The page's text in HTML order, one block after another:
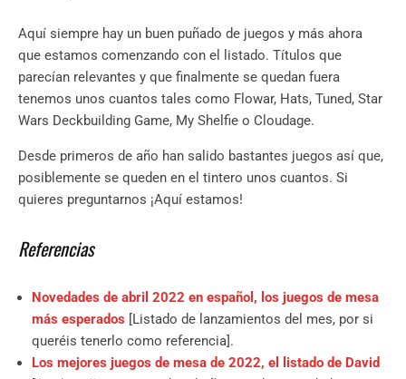
Aquí siempre hay un buen puñado de juegos y más ahora
que estamos comenzando con el listado. Títulos que
parecían relevantes y que finalmente se quedan fuera
tenemos unos cuantos tales como Flowar, Hats, Tuned, Star
Wars Deckbuilding Game, My Shelfie o Cloudage.
Desde primeros de año han salido bastantes juegos así que,
posiblemente se queden en el tintero unos cuantos. Si
quieres preguntarnos ¡Aquí estamos!
Referencias
Novedades de abril 2022 en español, los juegos de mesa
más esperados [Listado de lanzamientos del mes, por si
queréis tenerlo como referencia].
Los mejores juegos de mesa de 2022, el listado de David